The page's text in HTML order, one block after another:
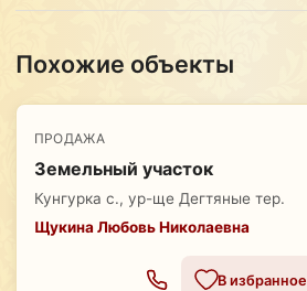
Похожие объекты
ПРОДАЖА
Земельный участок
Кунгурка с., ур-ще Дегтяные тер.
Щукина Любовь Николаевна
В избранное